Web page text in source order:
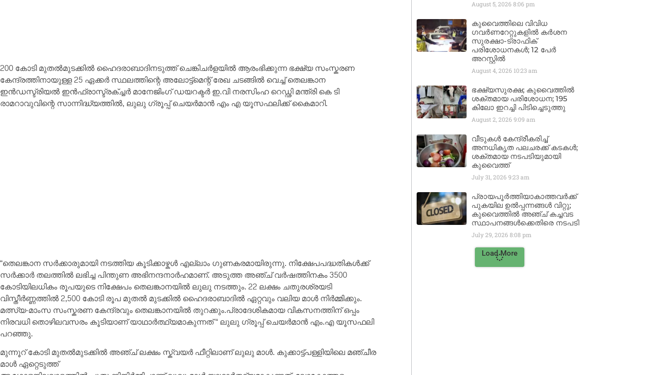
200 കോടി മുതൽമുടക്കിൽ ഹൈദരാബാദിനടുത്ത് ചെങ്കിചർളയിൽ ആരംഭിക്കുന്ന ഭക്ഷ്യ സംസ്കരണ
കേന്ദ്രത്തിനായുള്ള 25 ഏക്കർ സ്ഥലത്തിന്റെ അലോട്ട്മെന്റ് രേഖ ചടങ്ങിൽ വെച്ച് തെലങ്കാന
ഇൻഡസ്ട്രിയൽ ഇൻഫ്രാസ്ട്രക്ച്ചർ മാനേജിംഗ് ഡയറക്ടർ ഇ.വി നരസിംഹ റെഡ്ഢി മന്ത്രി കെ ടി
രാമറാവുവിന്റെ സാന്നിദ്ധ്യത്തിൽ, ലുലു ഗ്രൂപ്പ് ചെയർമാൻ എം എ യൂസഫലിക്ക്‌ കൈമാറി.
“തെലങ്കാന സർക്കാരുമായി നടത്തിയ കൂടിക്കാഴ്കൾ എല്ലാം ഗുണകരമായിരുന്നു. നിക്ഷേപപദ്ധതികൾക്ക്
സർക്കാർ തലത്തിൽ ലഭിച്ച പിന്തുണ അഭിനന്ദനാർഹമാണ്. അടുത്ത അഞ്ച് വർഷത്തിനകം 3500
കോടിയിലധികം രൂപയുടെ നിക്ഷേപം തെലങ്കാനയിൽ ലുലു നടത്തും. 22 ലക്ഷം ചതുരശ്രയടി
വിസ്തീർണ്ണത്തിൽ 2,500 കോടി രൂപ മുതൽ മുടക്കിൽ ഹൈദരാബാദിൽ ഏറ്റവും വലിയ മാൾ നിർമ്മിക്കും.
മത്സ്യ-മാംസ സംസ്കരണ കേന്ദ്രവും തെലങ്കാനയിൽ തുറക്കും.പ്രാദേശികമായ വികസനത്തിന് ഒപ്പം
നിരവധി തൊഴിലവസരം കൂടിയാണ് യാഥാർത്ഥ്യമാകുന്നത് “ ലുലു ഗ്രൂപ്പ് ചെയർമാൻ എം.എ യൂസഫലി
പറഞ്ഞു.
മുന്നൂറ് കോടി മുതൽമുടക്കിൽ അഞ്ച് ലക്ഷം സ്ക്വയർ ഫീറ്റിലാണ് ലുലു മാൾ. കുക്കാട്ട്പള്ളിയിലെ മഞ്ചീര
മാൾ ഏറ്റെടുത്ത്
August 5, 2026 8:06 pm
കുവൈത്തിലെ വിവിധ
ഗവർണറേറ്റുകളിൽ കർശന
സുരക്ഷാ-ട്രാഫിക്
പരിശോധനകൾ; 12 പേർ
അറസ്റ്റിൽ
August 4, 2026 10:23 am
ഭക്ഷ്യസുരക്ഷ; കുവൈത്തിൽ
ശക്തമായ പരിശോധന; 195
കിലോ ഇറച്ചി പിടിച്ചെടുത്തു
August 2, 2026 9:09 am
വീടുകൾ കേന്ദ്രീകരിച്ച്
അനധികൃത പലചരക്ക് കടകൾ;
ശക്തമായ നടപടിയുമായി
കുവൈത്ത്
July 31, 2026 9:23 am
പ്രായപൂർത്തിയാകാത്തവർക്ക്
പുകയില ഉൽപ്പന്നങ്ങൾ വിറ്റു;
കുവൈത്തിൽ അഞ്ച് കച്ചവട
സ്ഥാപനങ്ങൾക്കെതിരെ നടപടി
July 29, 2026 8:08 pm
Load More